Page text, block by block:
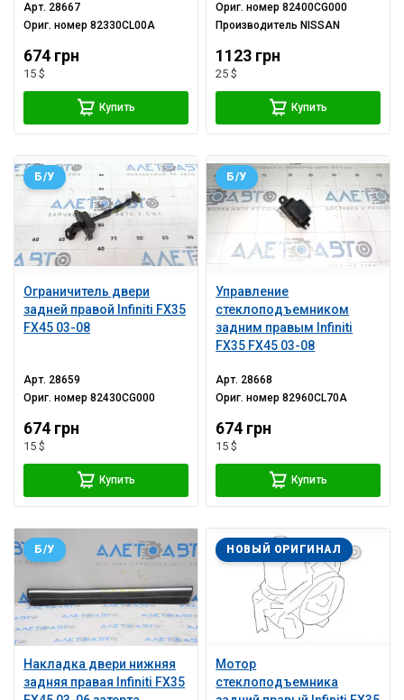
Арт. 28667
Ориг. номер82330CL00A
674 грн
15 $
Купить
Ориг. номер82400CG000
ПроизводительNISSAN
1123 грн
25 $
Купить
Ограничитель двери
задней правой Infiniti FX35
FX45 03-08
Б/У
Арт. 28659
Ориг. номер82430CG000
674 грн
15 $
Купить
Управление
стеклоподъемником
задним правым Infiniti
FX35 FX45 03-08
Б/У
Арт. 28668
Ориг. номер82960CL70A
674 грн
15 $
Купить
Накладка двери нижняя
задняя правая Infiniti FX35
Б/У
Мотор
стеклоподъемника
НОВЫЙ ОРИГИНАЛ